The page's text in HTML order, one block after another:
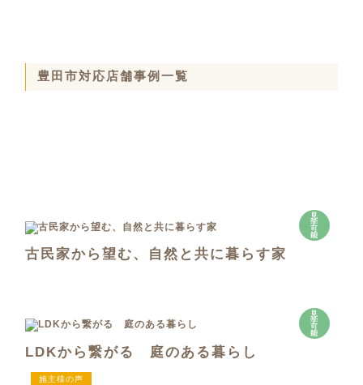
豊田市対応店舗事例一覧
見
学
可
能
古民家から望む、自然と共に暮らす家
見
学
可
能
LDKから繋がる 庭のある暮らし
施主様の声